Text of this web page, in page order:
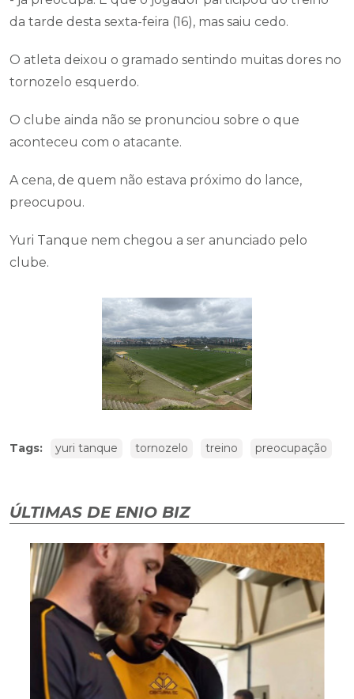
da tarde desta sexta-feira (16), mas saiu cedo.
O atleta deixou o gramado sentindo muitas dores no
tornozelo esquerdo.
O clube ainda não se pronunciou sobre o que
aconteceu com o atacante.
A cena, de quem não estava próximo do lance,
preocupou.
Yuri Tanque nem chegou a ser anunciado pelo
clube.
Tags: yuri tanque tornozelo treino preocupação
ÚLTIMAS DE ENIO BIZ